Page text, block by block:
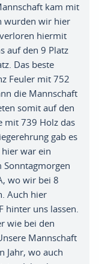
kam mit
wurden wir hier
verloren hiermit
auf den 9 Platz
. Das beste
Feuler mit 752
die Mannschaft
somit auf den
mit 739 Holz das
gab es
hier war ein
Sonntagmorgen
, wo wir bei 8
. Auch hier
hinter uns lassen.
wie bei den
nsere Mannschaft
Jahr, wo auch